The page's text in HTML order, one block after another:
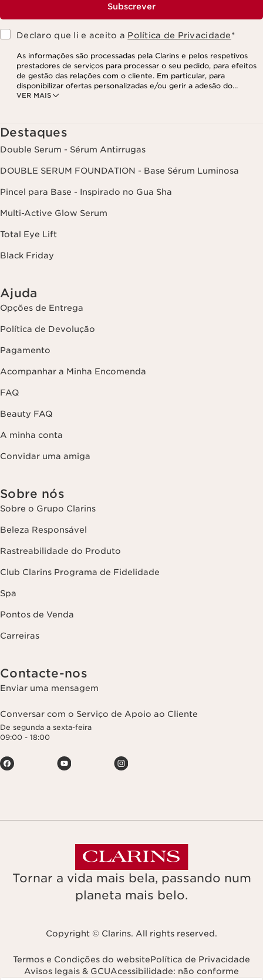
Subscrever
Declaro que li e aceito a Política de Privacidade*
VER MAIS
As informações são processadas pela Clarins e pelos respetivos
prestadores de serviços para processar o seu pedido, para efeitos
de gestão das relações com o cliente. Em particular, para
disponibilizar ofertas personalizadas e/ou gerir a adesão do
utilizador ao nosso programa de fidelização e para criar o seu
as suas informações, assim como o direito de se opor e impedir o
respetivo processamento. Poderá exercer este direito,
contactando-nos. Para mais informações, consulte a nossa política
de privacidade, clicando aqui
Destaques
Double Serum - Sérum Antirrugas
DOUBLE SERUM FOUNDATION - Base Sérum Luminosa
Pincel para Base - Inspirado no Gua Sha
Multi-Active Glow Serum
Total Eye Lift
Black Friday
Ajuda
Opções de Entrega
Política de Devolução
Pagamento
Acompanhar a Minha Encomenda
FAQ
Beauty FAQ
A minha conta
Convidar uma amiga
Sobre nós
Sobre o Grupo Clarins
Beleza Responsável
Rastreabilidade do Produto
Club Clarins Programa de Fidelidade
Spa
Pontos de Venda
Carreiras
Contacte-nos
Enviar uma mensagem
Conversar com o Serviço de Apoio ao Cliente
De segunda a sexta-feira
09:00 - 18:00
Tornar a vida mais bela, passando num
planeta mais belo.
Copyright © Clarins. All rights reserved.
Termos e Condições do websitePolítica de Privacidade
Avisos legais & GCUAcessibilidade: não conforme
Navega para